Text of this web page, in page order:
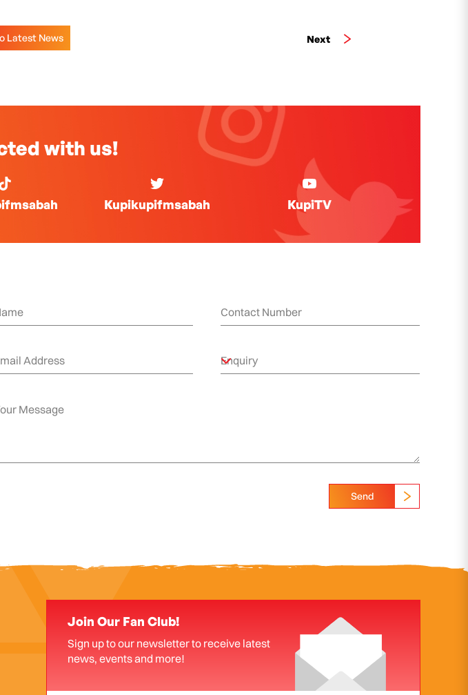
Next
Latest News
with us!
Kupikupifmsabah KupiTV
Send
Join Our Fan Club!
Sign up to our newsletter to receive latest
news, events and more!